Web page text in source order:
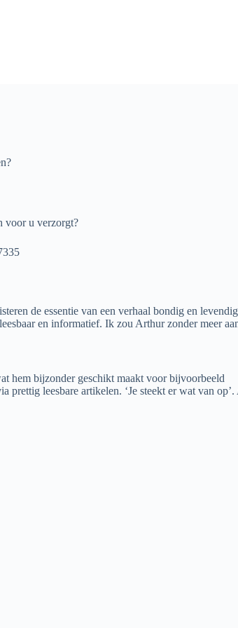
voor u verzorgt?
de essentie van een verhaal bondig en
en informatief. Ik zou Arthur zonder meer
hem bijzonder geschikt maakt voor bijvoorbeeld
leesbare artikelen. ‘Je steekt er wat van